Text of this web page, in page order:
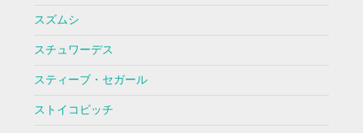
スズムシ
スチュワーデス
スティーブ・セガール
ストイコビッチ